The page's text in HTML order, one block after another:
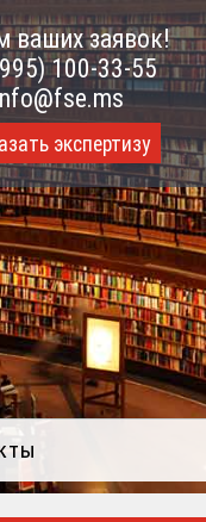
ваших заявок!
100-33-55
экспертизу